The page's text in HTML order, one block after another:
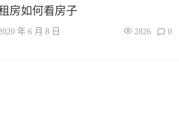
房如何看房子
年 6 月 8 日 2826 0